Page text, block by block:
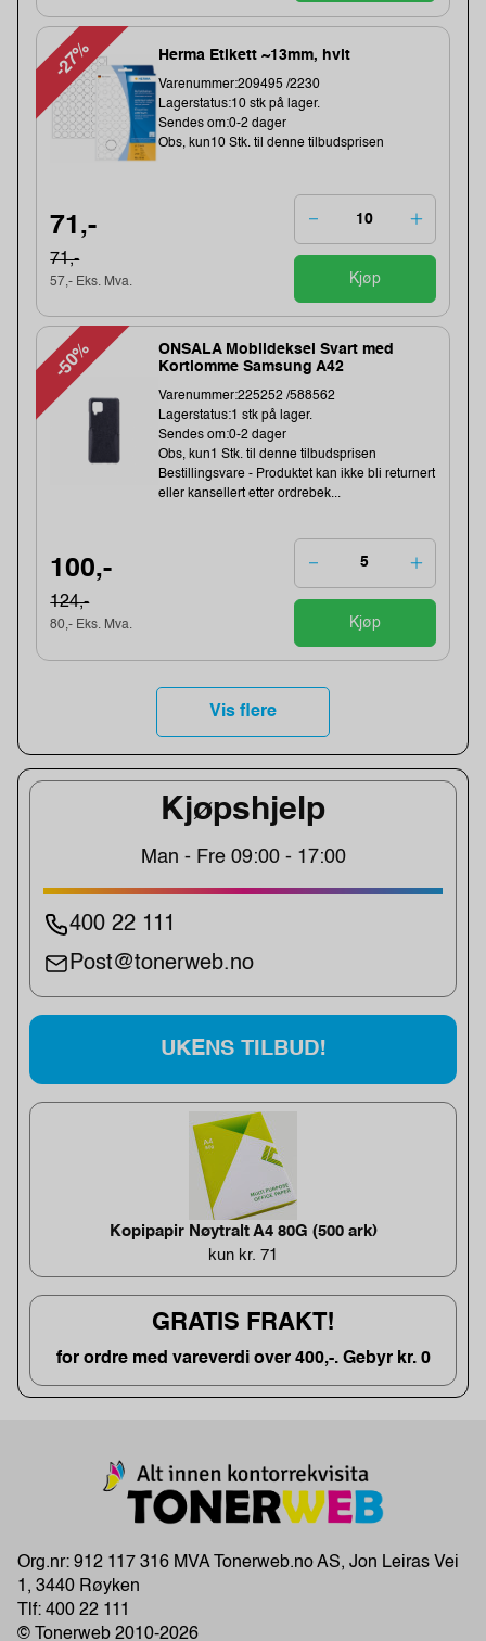
Kjøpshjelp
Man - Fre 09:00 - 17:00
400 22 111
Post@tonerweb.no
UKENS TILBUD!
Kopipapir Nøytralt A4 80G (500 ark)
kun kr. 71
GRATIS FRAKT!
for ordre med vareverdi over 400,-. Gebyr kr. 0
-27% Herma Etikett ~13mm, hvit
Varenummer:209495 /2230
Lagerstatus:10 stk på lager.
Sendes om:0-2 dager
Obs, kun10 Stk. til denne tilbudsprisen
71,-
71,-
57,- Eks. Mva. Kjøp
-50%
ONSALA Mobildeksel Svart med
Kortlomme Samsung A42
Varenummer:225252 /588562
Lagerstatus:1 stk på lager.
Sendes om:0-2 dager
Obs, kun1 Stk. til denne tilbudsprisen
Bestillingsvare - Produktet kan ikke bli returnert
eller kansellert etter ordrebek...
100,-
124,-
80,- Eks. Mva. Kjøp
Vis flere
Org.nr: 912 117 316 MVA Tonerweb.no AS, Jon Leiras Vei
1, 3440 Røyken
Tlf: 400 22 111
© Tonerweb 2010-2026